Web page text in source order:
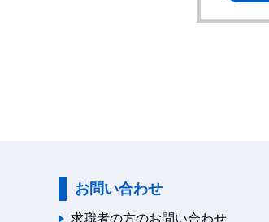
お問い合わせ
求職者の方のお問い合わせ